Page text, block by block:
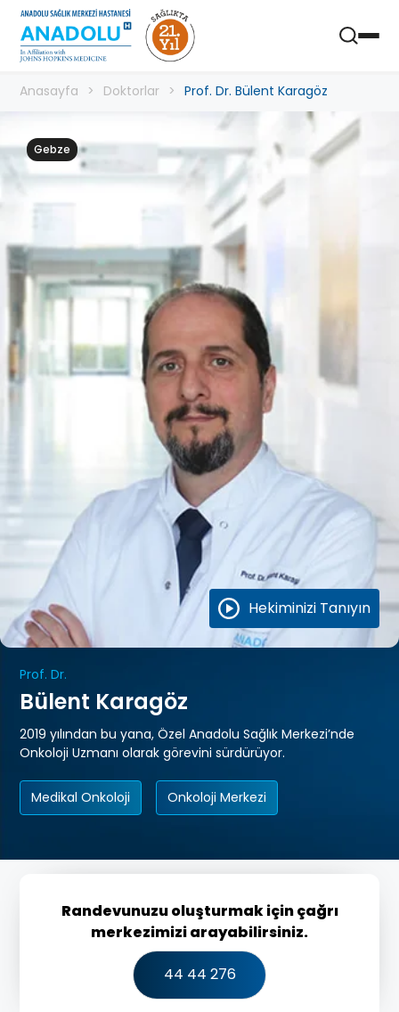
Anadolu Sağlık Merkezi Hastanesi
Mobil Uygulaması
Aç
Anasayfa Doktorlar Prof. Dr. Bülent Karagöz
Gebze
Hekiminizi Tanıyın
Prof. Dr.
Bülent Karagöz
2019 yılından bu yana, Özel Anadolu Sağlık Merkezi’nde
Onkoloji Uzmanı olarak görevini sürdürüyor.
Medikal Onkoloji Onkoloji Merkezi
Randevunuzu oluşturmak için çağrı
merkezimizi arayabilirsiniz.
44 44 276